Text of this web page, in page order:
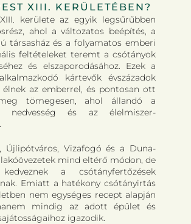
XIII. KERÜLETÉBEN?
kerülete az egyik legsűrűbben
ahol a változatos beépítés, a
társasház és a folyamatos emberi
feltételeket teremt a csótányok
és elszaporodásához. Ezek a
kártevők évszázadok
az emberrel, és pontosan ott
tömegesen, ahol állandó a
nedvesség és az élelmiszer-
Újlipótváros, Vizafogó és a Duna-
mind eltérő módon, de
a csótányfertőzések
Emiatt a hatékony csótányirtás
nem egységes recept alapján
mindig az adott épület és
igazodik.